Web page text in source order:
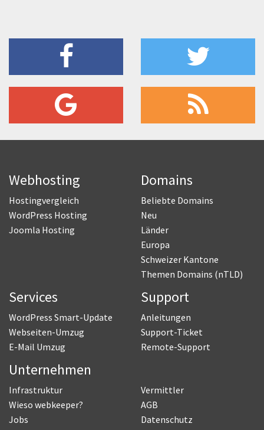
Webhosting
Hostingvergleich
WordPress Hosting
Joomla Hosting
Domains
Beliebte Domains
Neu
Länder
Europa
Schweizer Kantone
Themen Domains (nTLD)
Services
WordPress Smart-Update
Webseiten-Umzug
E-Mail Umzug
Support
Anleitungen
Support-Ticket
Remote-Support
Unternehmen
Infrastruktur
Wieso webkeeper?
Jobs
Vermittler
AGB
Datenschutz